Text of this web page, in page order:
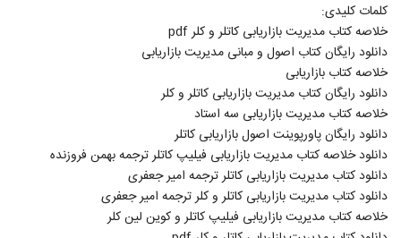
کلمات کلیدی:
خلاصه کتاب مدیریت بازاریابی کاتلر و کلر pdf
دانلود رایگان کتاب اصول و مبانی مدیریت بازاریابی
خلاصه کتاب بازاریابی
دانلود رایگان کتاب مدیریت بازاریابی کاتلر و کلر
خلاصه کتاب مدیریت بازاریابی سه استاد
دانلود رایگان پاورپوینت اصول بازاریابی کاتلر
دانلود خلاصه کتاب مدیریت بازاریابی فیلیپ کاتلر ترجمه بهمن فروزنده
دانلود کتاب مدیریت بازاریابی کاتلر ترجمه امیر جعفری
دانلود کتاب مدیریت بازاریابی کاتلر و کلر ترجمه امیر جعفری
خلاصه کتاب مدیریت بازاریابی فیلیپ کاتلر و کوین لین کلر